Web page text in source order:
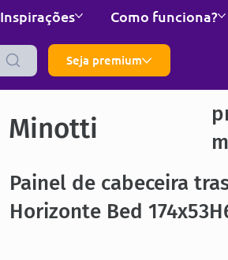
Inspirações Como funciona?
Seja premium
Minotti
m
Painel de cabeceira
Horizonte Bed